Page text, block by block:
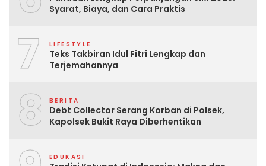
Syarat, Biaya, dan Cara Praktis
7 LIFESTYLE
Teks Takbiran Idul Fitri Lengkap dan
Terjemahannya
8 BERITA
Debt Collector Serang Korban di Polsek,
Kapolsek Bukit Raya Diberhentikan
EDUKASI